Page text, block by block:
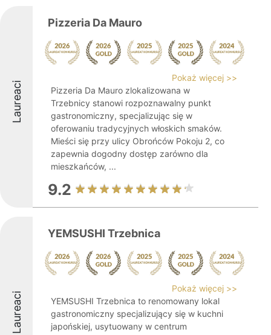
Laureaci
Pizzeria Da Mauro
Pokaż więcej >>
Pizzeria Da Mauro zlokalizowana w
Trzebnicy stanowi rozpoznawalny punkt
gastronomiczny, specjalizując się w
oferowaniu tradycyjnych włoskich smaków.
Mieści się przy ulicy Obrońców Pokoju 2, co
zapewnia dogodny dostęp zarówno dla
mieszkańców, ...
9.2
Laureaci
YEMSUSHI Trzebnica
Pokaż więcej >>
YEMSUSHI Trzebnica to renomowany lokal
gastronomiczny specjalizujący się w kuchni
japońskiej, usytuowany w centrum